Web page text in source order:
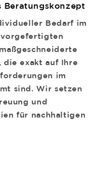
Beratungskonzept
Bedarf im
die exakt auf Ihre
im
sind. Wir setzen
und
für nachhaltigen